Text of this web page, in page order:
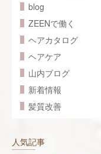
blog
ZEENで働く
ヘアカタログ
ヘアケア
山内ブログ
新着情報
髪質改善
人気記事